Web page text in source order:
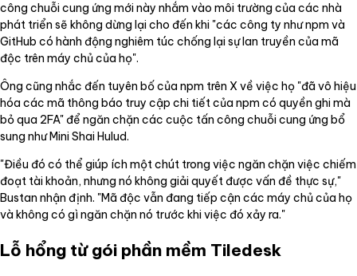
công chuỗi cung ứng mới này nhắm vào môi trường của các nhà
phát triển sẽ không dừng lại cho đến khi "các công ty như npm và
GitHub có hành động nghiêm túc chống lại sự lan truyền của mã
độc trên máy chủ của họ".
Ông cũng nhắc đến tuyên bố của npm trên X về việc họ "đã vô hiệu
hóa các mã thông báo truy cập chi tiết của npm có quyền ghi mà
bỏ qua 2FA" để ngăn chặn các cuộc tấn công chuỗi cung ứng bổ
sung như Mini Shai Hulud.
"Điều đó có thể giúp ích một chút trong việc ngăn chặn việc chiếm
đoạt tài khoản, nhưng nó không giải quyết được vấn đề thực sự,"
Bustan nhận định. "Mã độc vẫn đang tiếp cận các máy chủ của họ
và không có gì ngăn chặn nó trước khi việc đó xảy ra."
Lỗ hổng từ gói phần mềm Tiledesk